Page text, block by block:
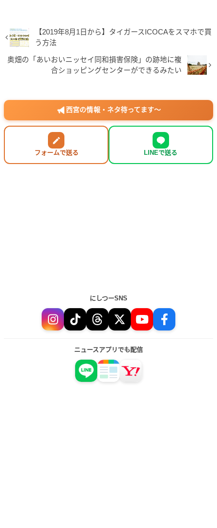
【2019年8月1日から】タイガースICOCAをスマホで買
う方法
奥畑の「あいおいニッセイ同和損害保険」の跡地に複
合ショッピングセンターができるみたい
西宮の情報・ネタ待ってます〜
フォームで送る LINEで送る
にしつーSNS
ニュースアプリでも配信